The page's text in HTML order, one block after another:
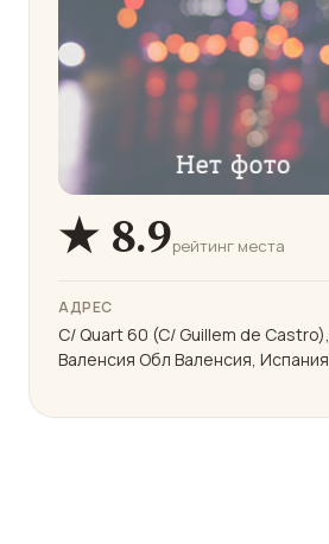
★ 8.9рейтинг места
АДРЕС
C/ Quart 60 (C/ Guillem de Castro),
Валенсия Обл Валенсия, Испания